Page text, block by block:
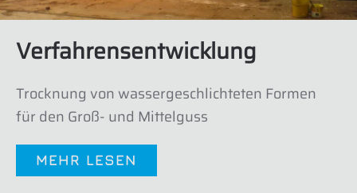
Verfahrensentwicklung
Trocknung von wassergeschlichteten Formen
für den Groß- und Mittelguss
MEHR LESEN